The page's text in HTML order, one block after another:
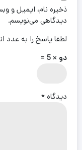
ذخیره نام، ایمیل و
دیدگاهی می‌نویسم.
لطفا پاسخ را به عدد
دو × 5 =
دیدگاه*